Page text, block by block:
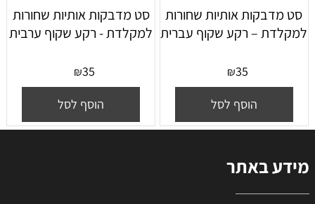
סט מדבקות אותיות שחורות
למקלדת – רקע שקוף עברית
₪35
הוסף לסל
סט מדבקות אותיות שחורות
למקלדת - רקע שקוף ערבית
₪35
הוסף לסל
מידע באתר